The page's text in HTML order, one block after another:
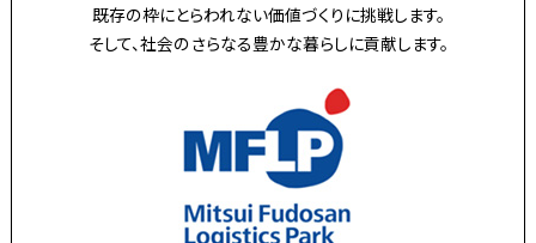
既存の枠にとらわれない価値づくりに挑戦します。
そして、社会のさらなる豊かな暮らしに貢献します。